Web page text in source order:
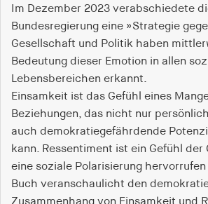
Im Dezember 2023 verabschiedete
Bundesregierung eine »Strategie
Gesellschaft und Politik haben
Bedeutung dieser Emotion in allen
Lebensbereichen erkannt.
Einsamkeit ist das Gefühl eines
Beziehungen, das nicht nur
auch demokratiegefährdende
kann. Ressentiment ist ein Gefühl der
eine soziale Polarisierung hervorrufen
Buch veranschaulicht den